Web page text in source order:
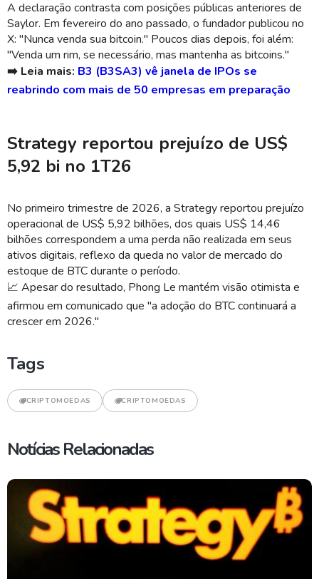
A declaração contrasta com posições públicas anteriores de
Saylor. Em fevereiro do ano passado, o fundador publicou no
X: "Nunca venda sua bitcoin." Poucos dias depois, foi além:
"Venda um rim, se necessário, mas mantenha as bitcoins."
➡️ Leia mais: B3 (B3SA3) vê janela de IPOs se
reabrindo com mais de 50 empresas em preparação
Strategy reportou prejuízo de US$
5,92 bi no 1T26
No primeiro trimestre de 2026, a Strategy reportou prejuízo
operacional de US$ 5,92 bilhões, dos quais US$ 14,46
bilhões correspondem a uma perda não realizada em seus
ativos digitais, reflexo da queda no valor de mercado do
estoque de BTC durante o período.
📈 Apesar do resultado, Phong Le mantém visão otimista e
afirmou em comunicado que "a adoção do BTC continuará a
crescer em 2026."
Tags
CRIPTOMOEDAS CRIPTOMOEDAS
Notícias Relacionadas